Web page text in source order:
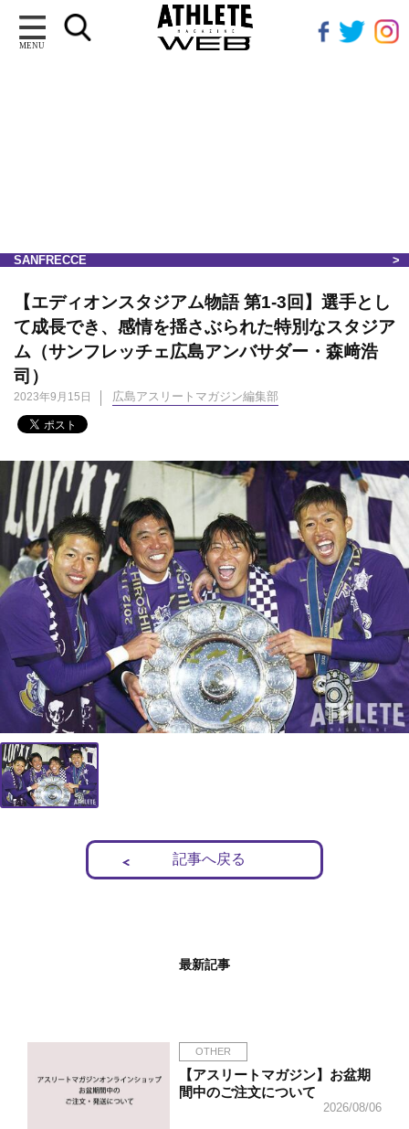
MENU
SANFRECCE
【エディオンスタジアム物語 第1-3回】選手とし
て成長でき、感情を揺さぶられた特別なスタジア
ム（サンフレッチェ広島アンバサダー・森﨑浩
司）
2023年9月15日 広島アスリートマガジン編集部
記事へ戻る
最新記事
OTHER
【アスリートマガジン】お盆期
間中のご注文について
2026/08/06